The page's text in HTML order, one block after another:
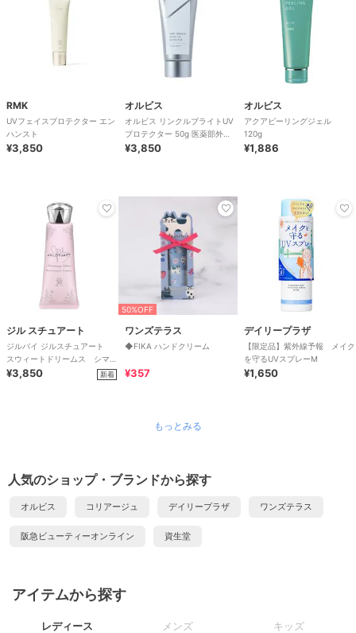
RMK
UVフェイスプロテクター エン
ハンスト
¥3,850
オルビス
オルビス リンクルブライトUV
プロテクター 50g 医薬部外品
（顔用日焼け止め）
¥3,850
オルビス
アクアピーリングジェル
120g
¥1,886
ジル スチュアート
ジルバイ ジルスチュアート
スウィートドリームス シマリ
ング UVプロテクター＜限定
¥3,850 新着
50%OFF
ワンズテラス
◆FIKA ハンドクリーム
¥357
デイリープラザ
【限定品】紫外線予報 メイク
を守るUVスプレーM
¥1,650
もっとみる
人気のショップ・ブランドから探す
オルビス コリアージュ デイリープラザ ワンズテラス
阪急ビューティーオンライン 資生堂
アイテムから探す
レディース メンズ キッズ